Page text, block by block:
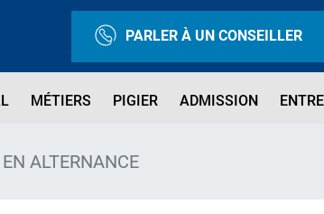
PARLER À UN CONSEILLER
MÉTIERS PIGIER ADMISSION
ALTERNANCE